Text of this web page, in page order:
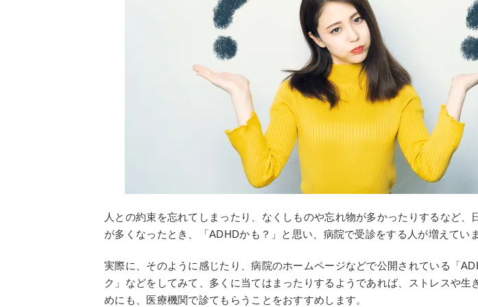
人との約束を忘れてしまったり、なくしものや忘れ物が多かったりするなど、
が多くなったとき、「ADHDかも？」と思い、病院で受診をする人が増えていま
実際に、そのように感じたり、病院のホームページなどで公開されている「
ク」などをしてみて、多くに当てはまったりするようであれば、ストレスや生
めにも、医療機関で診てもらうことをおすすめします。